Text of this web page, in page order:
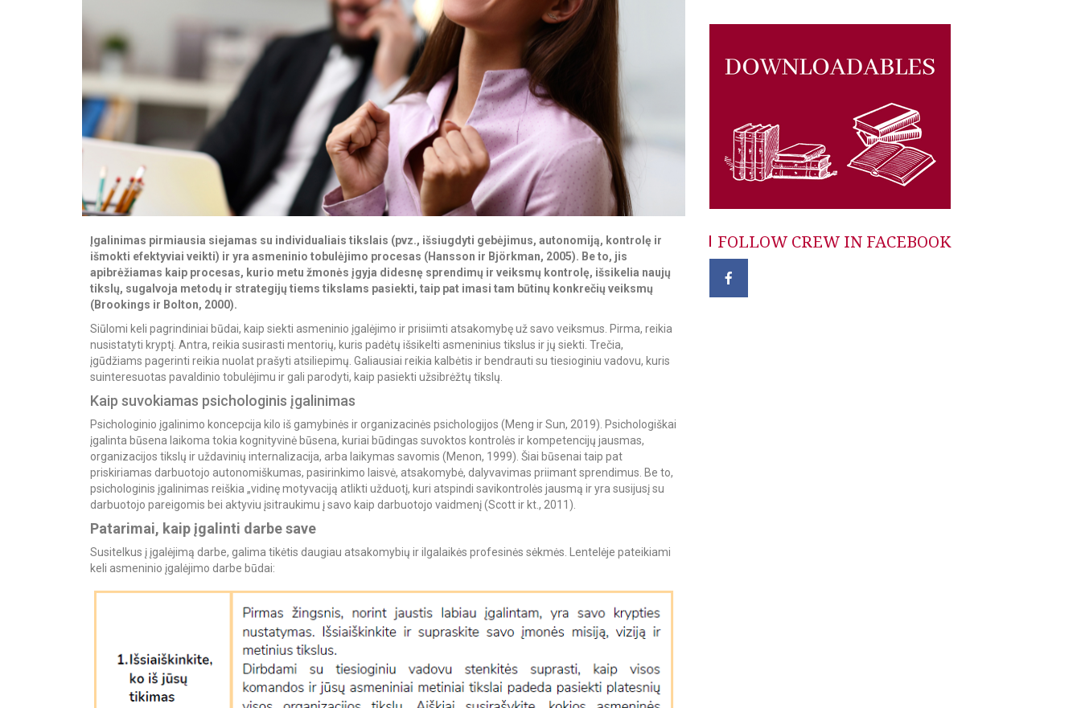
Įgalinimas pirmiausia siejamas su individualiais tikslais (pvz., išsiugdyti gebėjimus, autonomiją, kontrolę ir
išmokti efektyviai veikti) ir yra asmeninio tobulėjimo procesas (Hansson ir Björkman, 2005). Be to, jis
apibrėžiamas kaip procesas, kurio metu žmonės įgyja didesnę sprendimų ir veiksmų kontrolę, išsikelia naujų
tikslų, sugalvoja metodų ir strategijų tiems tikslams pasiekti, taip pat imasi tam būtinų konkrečių veiksmų
(Brookings ir Bolton, 2000).
Siūlomi keli pagrindiniai būdai, kaip siekti asmeninio įgalėjimo ir prisiimti atsakomybę už savo veiksmus. Pirma, reikia
nusistatyti kryptį. Antra, reikia susirasti mentorių, kuris padėtų išsikelti asmeninius tikslus ir jų siekti. Trečia,
įgūdžiams pagerinti reikia nuolat prašyti atsiliepimų. Galiausiai reikia kalbėtis ir bendrauti su tiesioginiu vadovu, kuris
suinteresuotas pavaldinio tobulėjimu ir gali parodyti, kaip pasiekti užsibrėžtų tikslų.
Kaip suvokiamas psichologinis įgalinimas
Psichologinio įgalinimo koncepcija kilo iš gamybinės ir organizacinės psichologijos (Meng ir Sun, 2019). Psichologiškai
įgalinta būsena laikoma tokia kognityvinė būsena, kuriai būdingas suvoktos kontrolės ir kompetencijų jausmas,
organizacijos tikslų ir uždavinių internalizacija, arba laikymas savomis (Menon, 1999). Šiai būsenai taip pat
priskiriamas darbuotojo autonomiškumas, pasirinkimo laisvė, atsakomybė, dalyvavimas priimant sprendimus. Be to,
psichologinis įgalinimas reiškia „vidinę motyvaciją atlikti užduotį, kuri atspindi savikontrolės jausmą ir yra susijusį su
darbuotojo pareigomis bei aktyviu įsitraukimu į savo kaip darbuotojo vaidmenį (Scott ir kt., 2011).
Patarimai, kaip įgalinti darbe save
Susitelkus į įgalėjimą darbe, galima tikėtis daugiau atsakomybių ir ilgalaikės profesinės sėkmės. Lentelėje pateikiami
keli asmeninio įgalėjimo darbe būdai:
FOLLOW CREW IN FACEBOOK